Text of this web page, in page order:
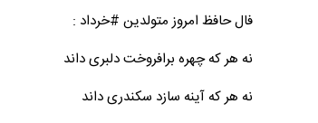
فال حافظ امروز متولدین #خرداد :
نه هر که چهره برافروخت دلبری داند
نه هر که آینه سازد سکندری داند